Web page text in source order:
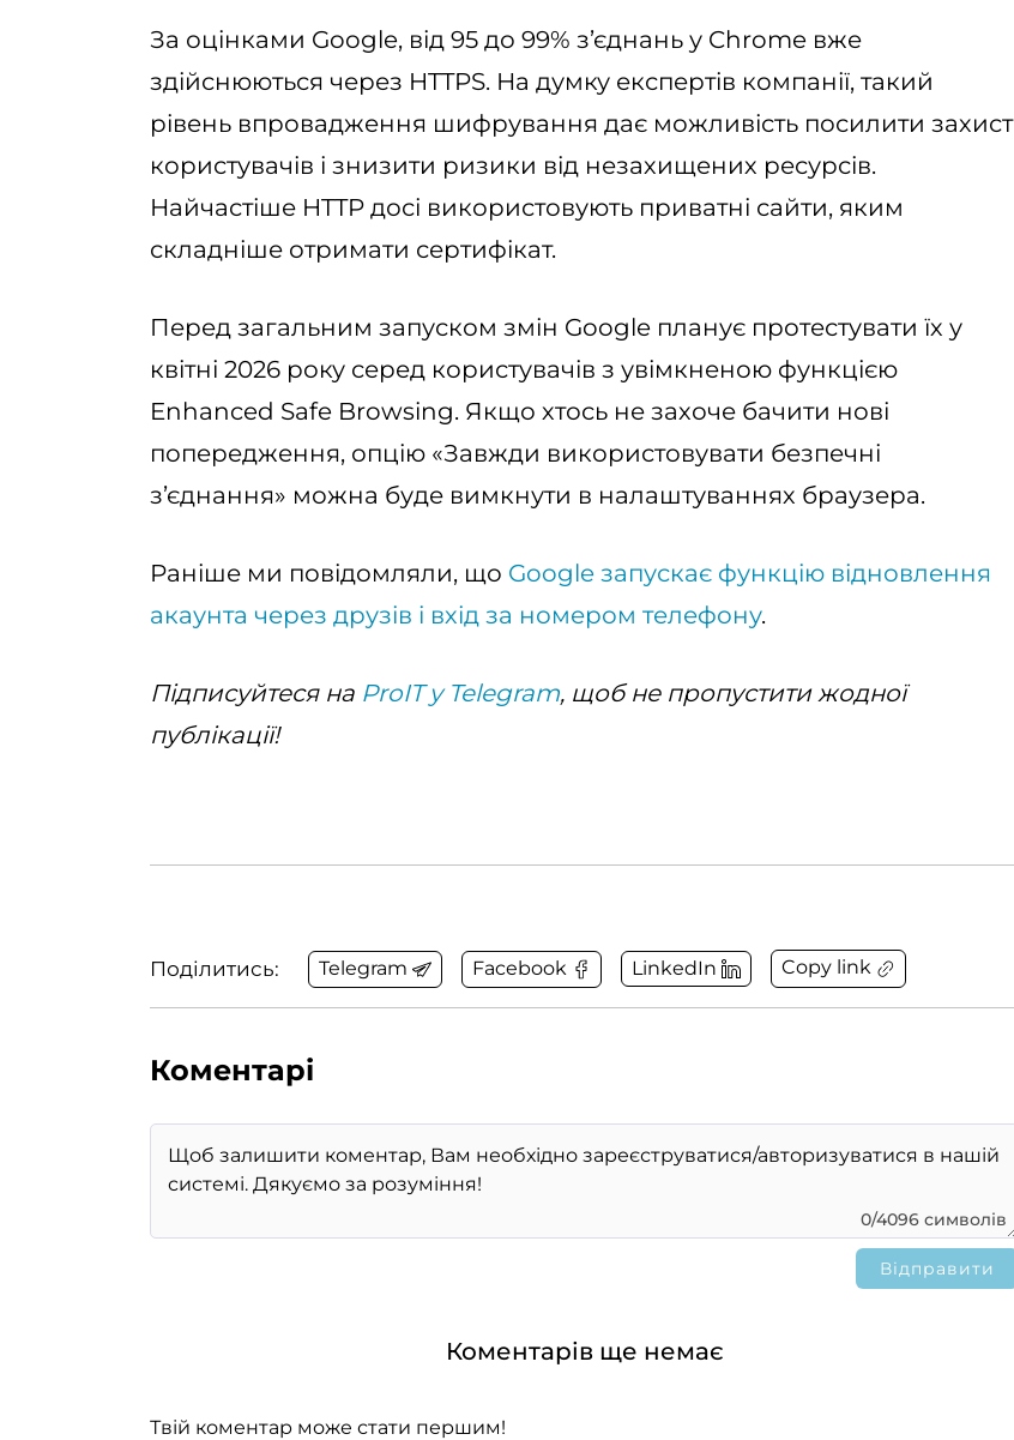
За оцінками Google, від 95 до 99% з’єднань у Chrome вже
здійснюються через HTTPS. На думку експертів компанії, такий
рівень впровадження шифрування дає можливість посилити захист
користувачів і знизити ризики від незахищених ресурсів.
Найчастіше HTTP досі використовують приватні сайти, яким
складніше отримати сертифікат.
Перед загальним запуском змін Google планує протестувати їх у
квітні 2026 року серед користувачів з увімкненою функцією
Enhanced Safe Browsing. Якщо хтось не захоче бачити нові
попередження, опцію «Завжди використовувати безпечні
з’єднання» можна буде вимкнути в налаштуваннях браузера.
Раніше ми повідомляли, що Google запускає функцію відновлення
акаунта через друзів і вхід за номером телефону.
Підписуйтеся на ProIT у Telegram, щоб не пропустити жодної
публікації!
Поділитись: Telegram Facebook LinkedIn Copy link
Коментарі
0/4096 символів
Коментарів ще немає
Твій коментар може стати першим!